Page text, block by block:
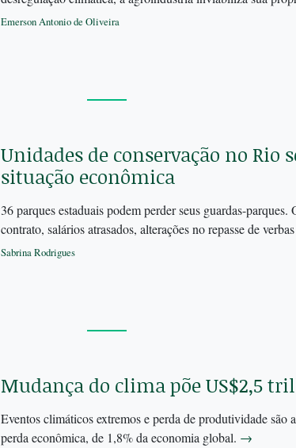
Emerson Antonio de Oliveira
Unidades de conservação no Rio
situação econômica
36 parques estaduais podem perder seus guardas-
contrato, salários atrasados, alterações no repasse de
Sabrina Rodrigues
Mudança do clima põe US$2,5
Eventos climáticos extremos e perda de produtividade são
perda econômica, de 1,8% da economia global. →